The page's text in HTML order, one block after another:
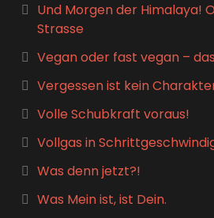
Und Morgen der Himalaya!
Strasse
Vegan oder fast vegan –
Vergessen ist kein
Volle Schubkraft voraus!
Vollgas in
Was denn jetzt?!
Was Mein ist, ist Dein.